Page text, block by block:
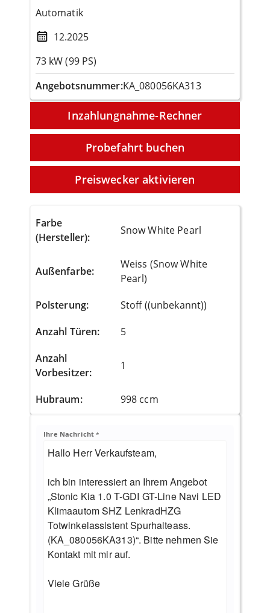
Automatik
12.2025
73 kW (99 PS)
Angebotsnummer:KA_080056KA313
Inzahlungnahme-Rechner
Probefahrt buchen
Preiswecker aktivieren
Farbe
(Hersteller):
Snow White Pearl
Außenfarbe:
Weiss (Snow White
Pearl)
Polsterung:
Stoff ((unbekannt))
Anzahl Türen:
5
Anzahl
Vorbesitzer:
1
Hubraum: 998 ccm
Ihre Nachricht *